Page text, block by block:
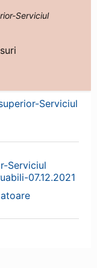
Serviciul
Serviciul
Serviciul
07.12.2021